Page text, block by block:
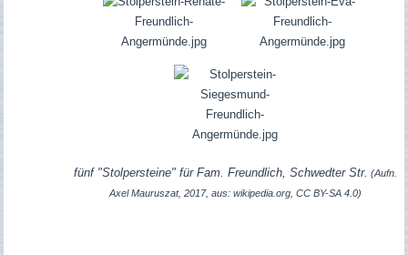
fünf "Stolpersteine" für Fam. Freundlich, Schwedter Str. (Aufn.
Axel Mauruszat, 2017, aus: wikipedia.org, CC BY-SA 4.0)